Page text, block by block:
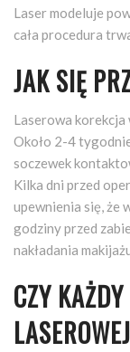
Laser modeluje
cała procedura
JAK SIĘ
Laserowa
Około 2-4
soczewek
Kilka dni przed
upewnienia się, że
godziny przed
nakładania
CZY